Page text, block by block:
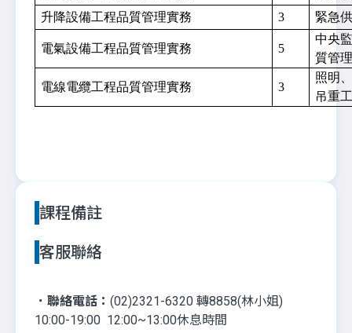
升降設備工程品質管理實務
3 緊急
電氣設備工程品質管理實務 5
中央
質管
電線電纜工程品質管理實務 3
照明
吊重
課程備註
客服聯絡
．聯絡電話： (02)2321-6320 轉8858(林小姐)
10:00-19:00 12:00~13:00休息時間